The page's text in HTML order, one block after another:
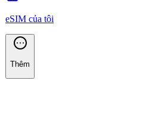
eSIM của tôi
Thêm